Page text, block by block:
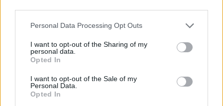
Personal Data Processing Opt Outs
I want to opt-out of the Sharing of my
personal data.
Opted In
I want to opt-out of the Sale of my
Personal Data.
Opted In
απίθανοι άνθρωποι που με περιβάλαν και οι
οποίοι με έκαναν να μεγαλώσω ως άνθρωπος
και ως ποδοσφαιριστής. Είμαι σίγουρος ότι θα
οπαδός της. Σε ευχαριστώ για όλα, Σ’ ΑΓΑΠΩ
ΑΓΡΙΝΙΟ».